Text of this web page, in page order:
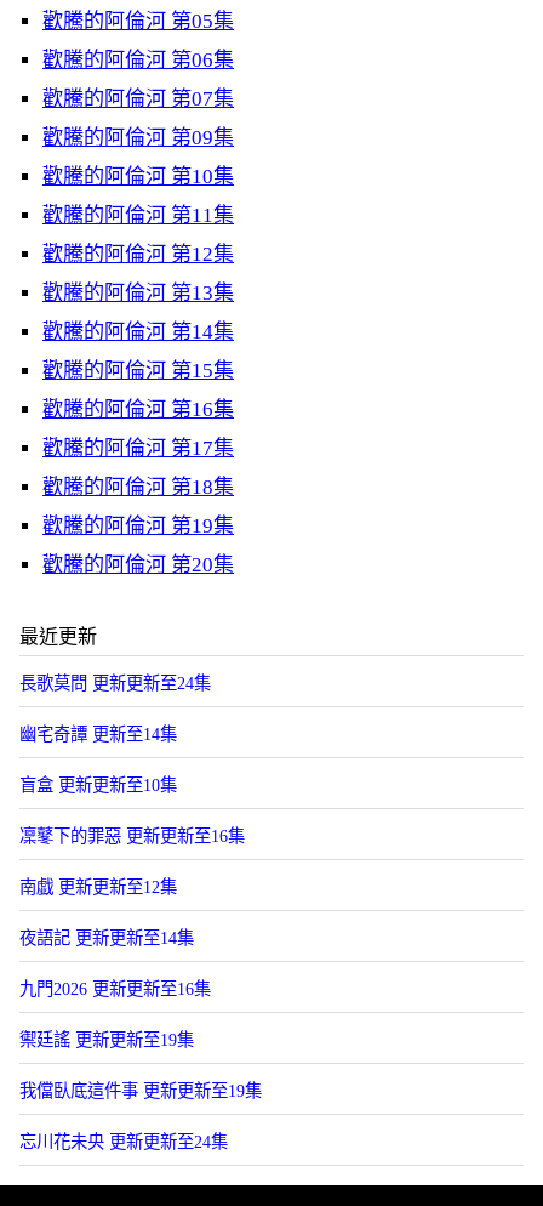
歡騰的阿倫河 第05集
歡騰的阿倫河 第06集
歡騰的阿倫河 第07集
歡騰的阿倫河 第09集
歡騰的阿倫河 第10集
歡騰的阿倫河 第11集
歡騰的阿倫河 第12集
歡騰的阿倫河 第13集
歡騰的阿倫河 第14集
歡騰的阿倫河 第15集
歡騰的阿倫河 第16集
歡騰的阿倫河 第17集
歡騰的阿倫河 第18集
歡騰的阿倫河 第19集
歡騰的阿倫河 第20集
最近更新
長歌莫問 更新更新至24集
幽宅奇譚 更新至14集
盲盒 更新更新至10集
凜鼕下的罪惡 更新更新至16集
南戯 更新更新至12集
夜語記 更新更新至14集
九門2026 更新更新至16集
禦廷謠 更新更新至19集
我儅臥底這件事 更新更新至19集
忘川花未央 更新更新至24集